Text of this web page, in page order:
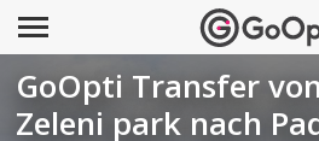
GoOpti Transfer
Zeleni park nach